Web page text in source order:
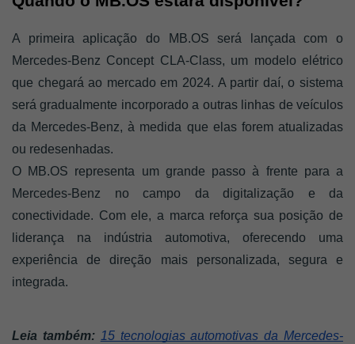
A primeira aplicação do MB.OS será lançada com o
Mercedes-Benz Concept CLA-Class, um modelo elétrico
que chegará ao mercado em 2024. A partir daí, o sistema
será gradualmente incorporado a outras linhas de veículos
da Mercedes-Benz, à medida que elas forem atualizadas
ou redesenhadas.
O MB.OS representa um grande passo à frente para a
Mercedes-Benz no campo da digitalização e da
conectividade. Com ele, a marca reforça sua posição de
liderança na indústria automotiva, oferecendo uma
experiência de direção mais personalizada, segura e
integrada.
Leia também: 15 tecnologias automotivas da Mercedes-